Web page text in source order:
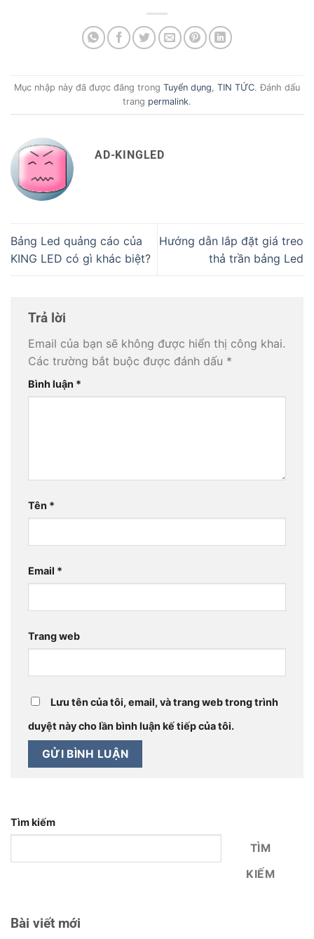
Mục nhập này đã được đăng trong Tuyển dụng TIN TỨC. Đánh dấu
trang permalink.
AD-KINGLED
Bảng Led quảng cáo của
KING LED có gì khác biệt?
Hướng dẫn lắp đặt giá treo
thả trần bảng Led
Trả lời
Email của bạn sẽ không được hiển thị công khai.
Các trường bắt buộc được đánh dấu *
Bình luận *
Tên *
Email *
Trang web
Lưu tên của tôi, email, và trang web trong trình
duyệt này cho lần bình luận kế tiếp của tôi.
Tìm kiếm
TÌM
KIẾM
Bài viết mới